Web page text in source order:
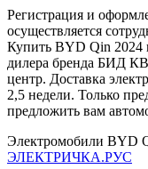
Регистрация и
осуществляется
Купить BYD Qin 2024
дилера бренда БИД
центр. Доставка
2,5 недели. Только
предложить вам
Электромобили BYD
ЭЛЕКТРИЧКА.РУС